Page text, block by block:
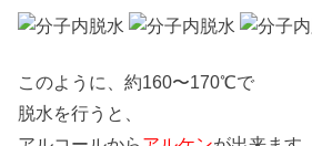
このように、約160〜170℃で
脱水を行うと、